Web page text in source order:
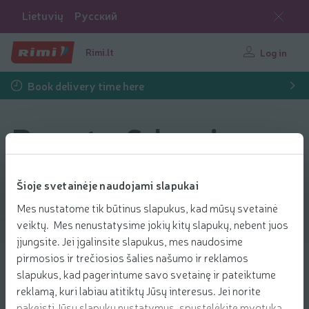
Šioje svetainėje naudojami slapukai
Mes nustatome tik būtinus slapukus, kad mūsų svetainė
veiktų. Mes nenustatysime jokių kitų slapukų, nebent juos
įjungsite. Jei įgalinsite slapukus, mes naudosime
pirmosios ir trečiosios šalies našumo ir reklamos
slapukus, kad pagerintume savo svetainę ir pateiktume
reklamą, kuri labiau atitiktų Jūsų interesus. Jei norite
Lietuvių Русский
Rimi.lt Log in
Book delivery time here
Beauty & hygiene
Filter products
Show products 40 Sort
Hand and foot skin care
products
Vatos pagaliukai ALMEDA, 200 vnt.
0.89 € per pcs.
089
€/pcs.